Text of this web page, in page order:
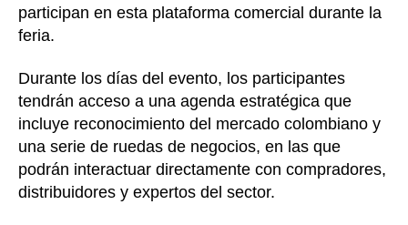
participan en esta plataforma comercial durante la
feria.
Durante los días del evento, los participantes
tendrán acceso a una agenda estratégica que
incluye reconocimiento del mercado colombiano y
una serie de ruedas de negocios, en las que
podrán interactuar directamente con compradores,
distribuidores y expertos del sector.